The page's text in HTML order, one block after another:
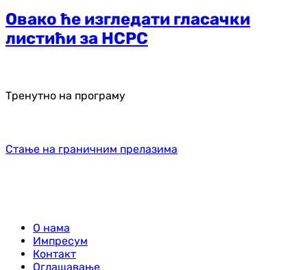
Овако ће изгледати гласачки
листићи за НСРС
Тренутно на програму
Стање на граничним прелазима
О нама
Импресум
Контакт
Оглашавање